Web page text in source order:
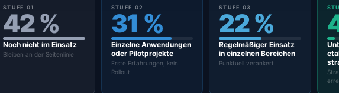
STUFE 01
42 %
Noch nicht im Einsatz
Bleiben an der Seitenlinie
STUFE 02
31 %
Einzelne Anwendungen
oder Pilotprojekte
Erste Erfahrungen, kein
Rollout
STUFE 03
22 %
Regelmäßiger Einsatz
in einzelnen Bereichen
Punktuell verankert